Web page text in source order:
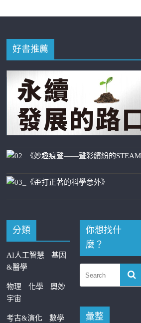
好書推薦
分類
AI人工智慧
基因
&醫學
物理 化學
奧妙
宇宙
考古&演化
數學
你想找什
麼？
彙整